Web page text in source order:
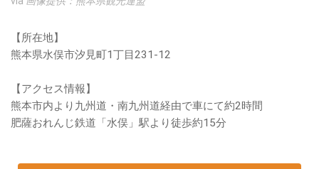
【所在地】
熊本県水俣市汐見町1丁目231-12
【アクセス情報】
熊本市内より九州道・南九州道経由で車にて約2時間
肥薩おれんじ鉄道「水俣」駅より徒歩約15分